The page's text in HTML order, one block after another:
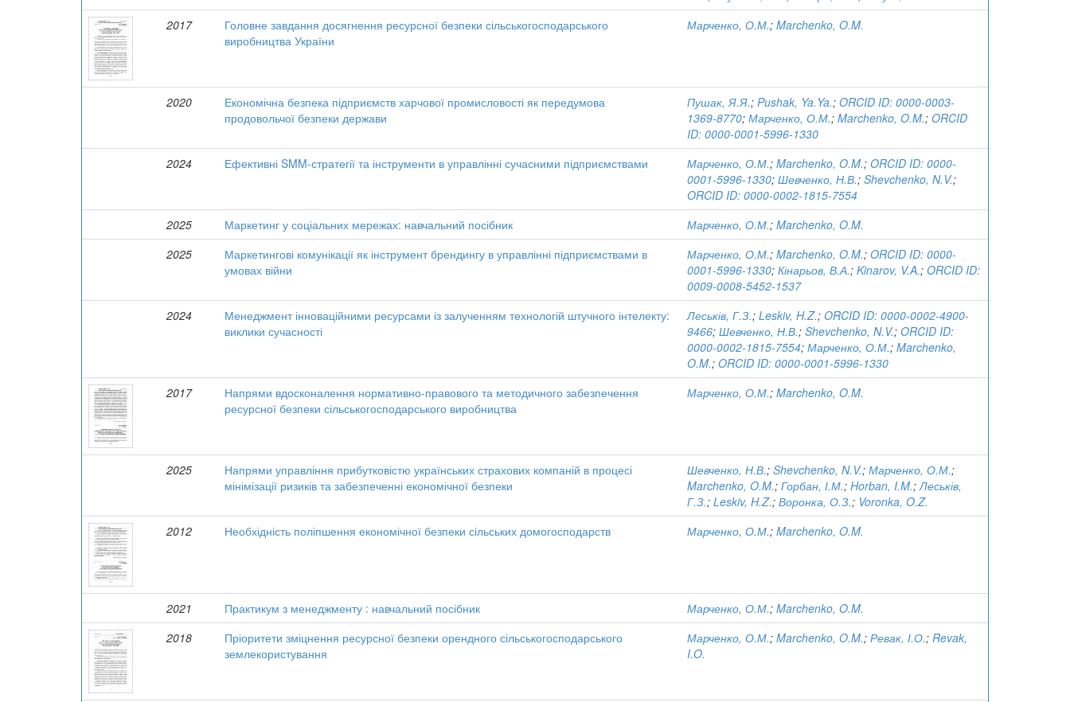
2017
Головне завдання досягнення ресурсної безпеки сільськогосподарського
виробництва України
Марченко, О.М.; Marchenko, O.M.
2020
Економічна безпека підприємств харчової промисловості як передумова
продовольчої безпеки держави
Пушак, Я.Я.; Pushak, Ya.Ya.; ORCID ID: 0000-0003-
1369-8770; Марченко, О.М.; Marchenko, O.M.; ORCID
ID: 0000-0001-5996-1330
2024
Ефективні SMM-стратегії та інструменти в управлінні сучасними підприємствами Марченко, О.М.; Marchenko, O.M.; ORCID ID: 0000-
0001-5996-1330; Шевченко, Н.В.; Shevchenko, N.V.;
ORCID ID: 0000-0002-1815-7554
2025
Маркетинг у соціальних мережах: навчальний посібник Марченко, О.М.; Marchenko, O.M.
2025
Маркетингові комунікації як інструмент брендингу в управлінні підприємствами в
умовах війни
Марченко, О.М.; Marchenko, O.M.; ORCID ID: 0000-
0001-5996-1330; Кінарьов, В.А.; Kinarov, V.A.; ORCID ID:
0009-0008-5452-1537
2024
Менеджмент інноваційними ресурсами із залученням технологій штучного інтелекту:
виклики сучасності
Леськів, Г.З.; Leskiv, H.Z.; ORCID ID: 0000-0002-4900-
9466; Шевченко, Н.В.; Shevchenko, N.V.; ORCID ID:
0000-0002-1815-7554; Марченко, О.М.; Marchenko,
O.M.; ORCID ID: 0000-0001-5996-1330
2017
Напрями вдосконалення нормативно-правового та методичного забезпечення
ресурсної безпеки сільськогосподарського виробництва
Марченко, О.М.; Marchenko, O.M.
2025
Напрями управління прибутковістю українських страхових компаній в процесі
мінімізації ризиків та забезпеченні економічної безпеки
Шевченко, Н.В.; Shevchenko, N.V.; Марченко, О.М.;
Marchenko, O.M.; Горбан, І.М.; Horban, I.M.;Леськів,
Г.З.; Leskiv, H.Z.; Воронка, О.З.; Voronka, O.Z.
2012
Необхідність поліпшення економічної безпеки сільських домогосподарств Марченко, О.М.; Marchenko, O.M.
2021 Практикум з менеджменту : навчальний посібник Марченко, О.М.; Marchenko, O.M.
2018
Пріоритети зміцнення ресурсної безпеки орендного сільськогосподарського
землекористування
Марченко, О.М.; Marchenko, O.M.; Ревак, І.О.; Revak,
I.O.